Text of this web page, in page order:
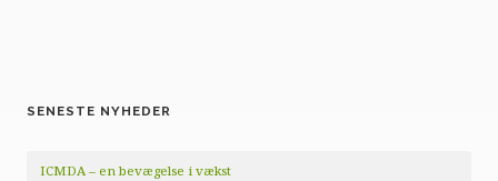
SENESTE NYHEDER
ICMDA – en bevægelse i vækst